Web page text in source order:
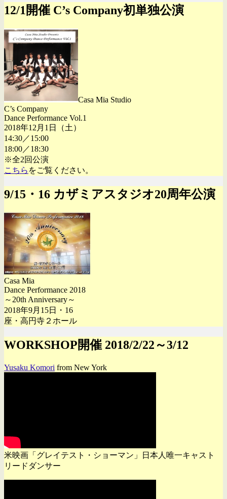
12/1開催 C’s Company初単独公演
Casa Mia Studio
C’s Company
Dance Performance Vol.1
2018年12月1日（土）
14:30／15:00
18:00／18:30
※全2回公演
こちら をご覧ください。
9/15・16 カザミアスタジオ20周年公演
Casa Mia
Dance Performance 2018
～20th Anniversary～
2018年9月15日・16
座・高円寺２ホール
WORKSHOP開催 2018/2/22～3/12
Yusaku Komori from New York
米映画「グレイテスト・ショーマン」日本人唯一キャスト
リードダンサー